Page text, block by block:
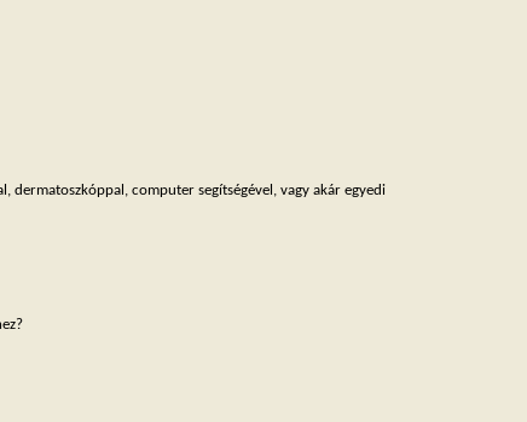
dermatoszkóppal, computer segítségével, vagy akár egyedi